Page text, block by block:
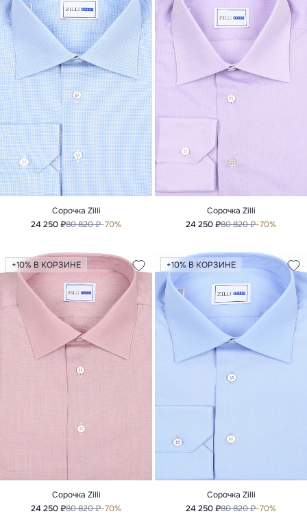
Сорочка Zilli
24 250 ₽80 820 ₽-70%
Сорочка Zilli
24 250 ₽80 820 ₽-70%
+10% В КОРЗИНЕ
Сорочка Zilli
24 250 ₽80 820 ₽-70%
+10% В КОРЗИНЕ
Сорочка Zilli
24 250 ₽80 820 ₽-70%